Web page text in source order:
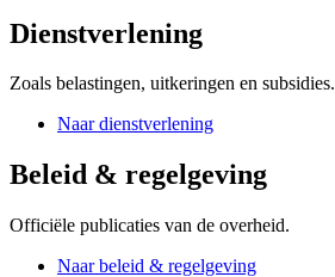
Dienstverlening
Zoals belastingen, uitkeringen en subsidies.
Naar dienstverlening
Beleid & regelgeving
Officiële publicaties van de overheid.
Naar beleid & regelgeving